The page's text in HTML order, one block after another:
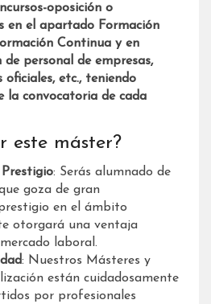
oposición o
en el apartado Formación
Continua y en
de personal de empresas,
oficiales, etc., teniendo
la convocatoria de cada
este máster?
: Serás alumnado de
goza de gran
en el ámbito
otorgará una ventaja
laboral.
: Nuestros Másteres y
están cuidadosamente
por profesionales